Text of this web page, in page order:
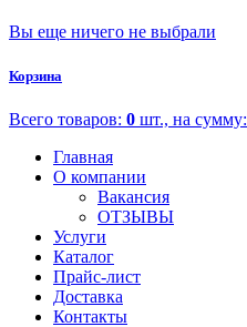
Вы еще ничего не выбрали
Корзина
Всего товаров: 0 шт., на сумму:
Главная
О компании
Вакансия
ОТЗЫВЫ
Услуги
Каталог
Прайс-лист
Доставка
Контакты